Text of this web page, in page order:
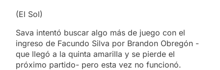
(El Sol)
Sava intentó buscar algo más de juego con el
ingreso de Facundo Silva por Brandon Obregón -
que llegó a la quinta amarilla y se pierde el
próximo partido- pero esta vez no funcionó.